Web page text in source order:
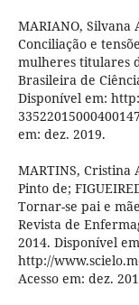
MARIANO, Silvana
Conciliação e
mulheres titulares
Brasileira de
Disponível em:
em: dez. 2019.
MARTINS, Cristina
Pinto de;
Tornar-se pai e
Revista de
2014. Disponível
http://
Acesso em: dez.